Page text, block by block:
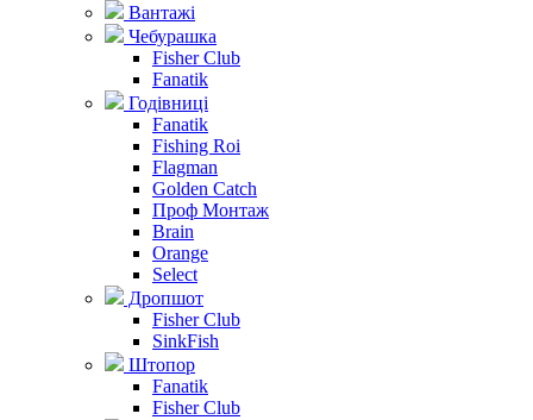
Вантажі
Чебурашка
Fisher Club
Fanatik
Годівниці
Fanatik
Fishing Roi
Flagman
Golden Catch
Проф Монтаж
Brain
Orange
Select
Дропшот
Fisher Club
SinkFish
Штопор
Fanatik
Fisher Club